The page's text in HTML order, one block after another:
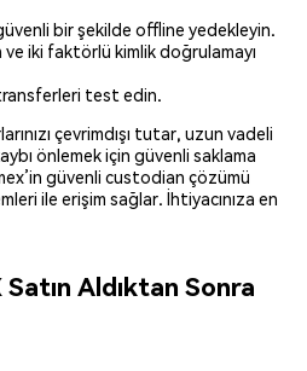
bir şekilde offline yedekleyin.
iki faktörlü kimlik doğrulamayı
test edin.
çevrimdışı tutar, uzun vadeli
önlemek için güvenli saklama
güvenli custodian çözümü
ile erişim sağlar. İhtiyacınıza en
Aldıktan Sonra